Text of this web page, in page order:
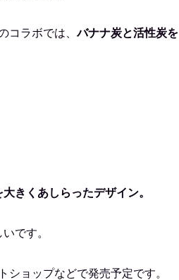
コラボでは、バナナ炭と活性炭を
きくあしらったデザイン。
です。
ショップなどで発売予定です。